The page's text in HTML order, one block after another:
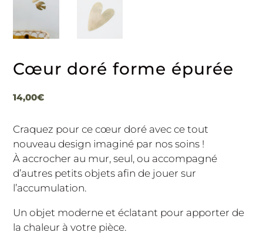
Cœur doré forme épurée
14,00€
Craquez pour ce cœur doré avec ce tout
nouveau design imaginé par nos soins !
À accrocher au mur, seul, ou accompagné
d’autres petits objets afin de jouer sur
l’accumulation.
Un objet moderne et éclatant pour apporter de
la chaleur à votre pièce.